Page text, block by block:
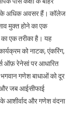
के अधिक अवसर हैं। कॉलेज
मुक्त होने का एक
एक तरीका है। यह
को नाटक, एंकरिंग,
ऑफ़ रेनेसां पर आधारित
भगवान गणेश बाधाओं को दूर
जब आईसीफाई
आशीर्वाद और गणेश वंदना